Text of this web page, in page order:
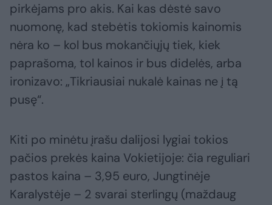
pirkėjams pro akis. Kai kas dėstė savo
nuomonę, kad stebėtis tokiomis kainomis
nėra ko – kol bus mokančiųjų tiek, kiek
paprašoma, tol kainos ir bus didelės, arba
ironizavo: „Tikriausiai nukalė kainas ne į tą
pusę“.
Kiti po minėtu įrašu dalijosi lygiai tokios
pačios prekės kaina Vokietijoje: čia reguliari
pastos kaina – 3,95 euro, Jungtinėje
Karalystėje – 2 svarai sterlingų (maždaug